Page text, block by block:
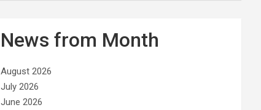
o
r
e
s
News from Month
August 2026
July 2026
June 2026